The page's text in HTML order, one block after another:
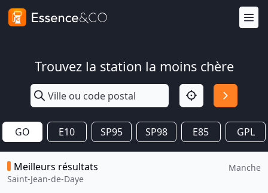
Trouvez la station la moins chère
GO E10 SP95 SP98 E85 GPL
Meilleurs résultats
Saint-Jean-de-Daye
Manche